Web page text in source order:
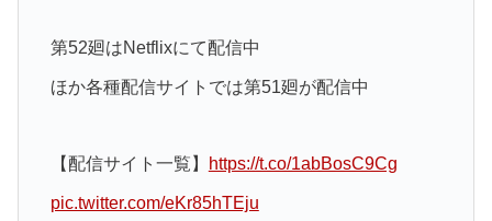
第52廻はNetflixにて配信中
ほか各種配信サイトでは第51廻が配信中
【配信サイト一覧】 https://t.co/1abBosC9Cg
pic.twitter.com/eKr85hTEju